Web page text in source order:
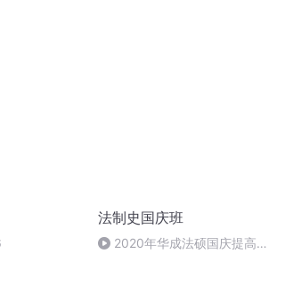
法制史国庆班
2020年华成法硕国庆提高班